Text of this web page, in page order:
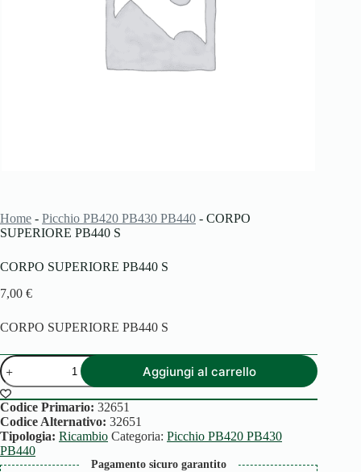
Home - Picchio PB420 PB430 PB440 - CORPO
SUPERIORE PB440 S
CORPO SUPERIORE PB440 S
7,00 €
CORPO SUPERIORE PB440 S
CORPO
SUPERIORE
PB440
S
quantità
Aggiungi al carrello
Codice Primario: 32651
Codice Alternativo: 32651
Tipologia: Ricambio Categoria: Picchio PB420 PB430
PB440
Pagamento sicuro garantito